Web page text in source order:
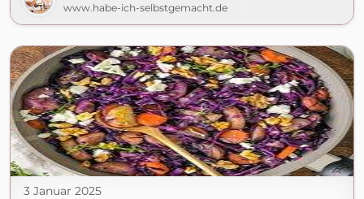
www.habe-ich-selbstgemacht.de
3 Januar 2025